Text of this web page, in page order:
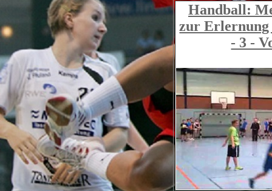
Handball:
zur Erlernung
- 3 -